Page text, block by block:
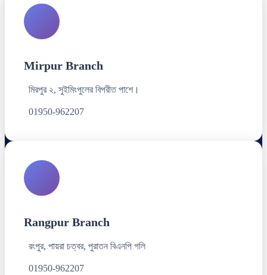
Mirpur Branch
মিরপুর ২, সুইমিংপুলের বিপরীত পাশে।
01950-962207
Rangpur Branch
রংপুর, পায়রা চত্বর, পুরাতন বিএনপি গলি
01950-962207